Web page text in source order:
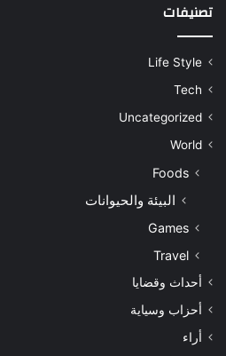
تصنيفات
Life Style
Tech
Uncategorized
World
Foods
البيئة والحيوانات
Games
Travel
أحداث وقضايا
أحزاب وسياية
أراء